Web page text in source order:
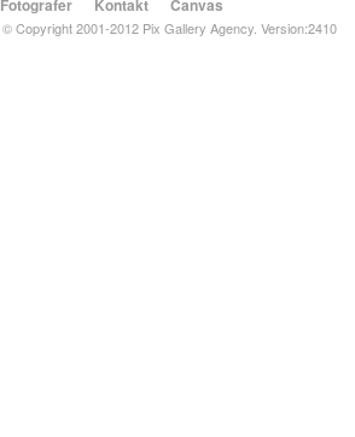
Fotografer Kontakt Canvas
© Copyright 2001-2012 Pix Gallery Agency. Version:2410